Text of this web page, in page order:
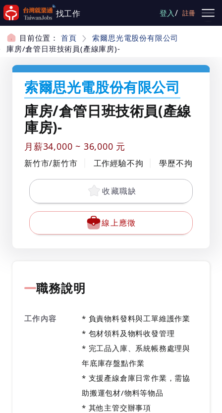
跳到主要內容
找工作 登入/ 註冊
目前位置： 首頁
索爾思光電股份有限公司
庫房/倉管日班技術員(產線庫房)-
索爾思光電股份有限公司
庫房/倉管日班技術員(產線
庫房)-
月薪34,000 ~ 36,000 元
新竹市/新竹市 工作經驗不拘 學歷不拘
收藏職缺
線上應徵
職務說明
工作內容
* 負責物料發料與工單維護作業
* 包材領料及物料收發管理
* 完工品入庫、系統帳務處理與
年底庫存盤點作業
* 支援產線倉庫日常作業，需協
助搬運包材/物料等物品
* 其他主管交辦事項